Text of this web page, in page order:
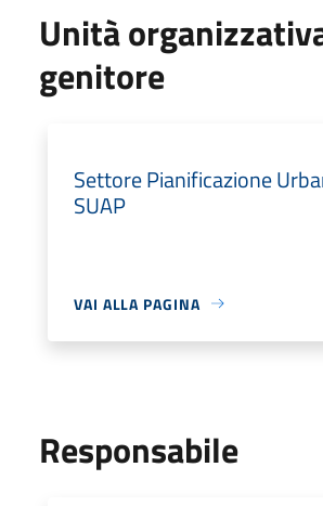
Unità
genitore
Settore Pianificazione
SUAP
VAI ALLA PAGINA
Responsabile